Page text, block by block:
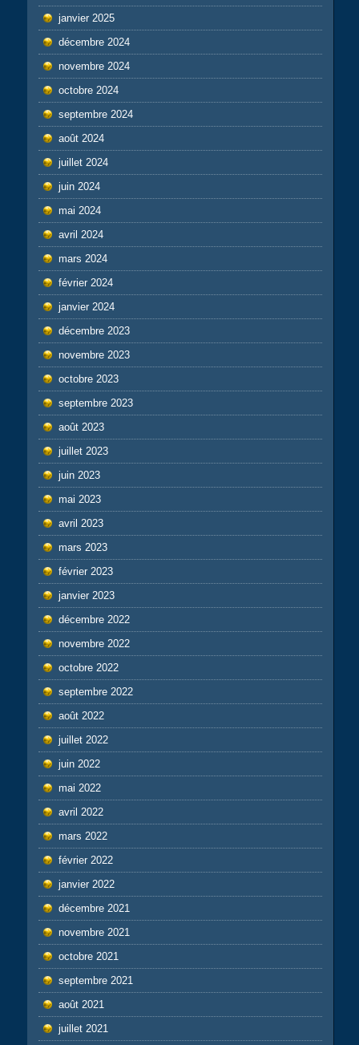
janvier 2025
décembre 2024
novembre 2024
octobre 2024
septembre 2024
août 2024
juillet 2024
juin 2024
mai 2024
avril 2024
mars 2024
février 2024
janvier 2024
décembre 2023
novembre 2023
octobre 2023
septembre 2023
août 2023
juillet 2023
juin 2023
mai 2023
avril 2023
mars 2023
février 2023
janvier 2023
décembre 2022
novembre 2022
octobre 2022
septembre 2022
août 2022
juillet 2022
juin 2022
mai 2022
avril 2022
mars 2022
février 2022
janvier 2022
décembre 2021
novembre 2021
octobre 2021
septembre 2021
août 2021
juillet 2021